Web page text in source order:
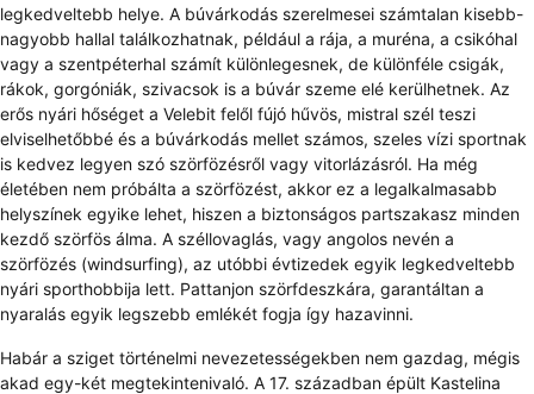
legkedveltebb helye. A búvárkodás szerelmesei számtalan kisebb-
nagyobb hallal találkozhatnak, például a rája, a muréna, a csikóhal
vagy a szentpéterhal számít különlegesnek, de különféle csigák,
rákok, gorgóniák, szivacsok is a búvár szeme elé kerülhetnek. Az
erős nyári hőséget a Velebit felől fújó hűvös, mistral szél teszi
elviselhetőbbé és a búvárkodás mellet számos, szeles vízi sportnak
is kedvez legyen szó szörfözésről vagy vitorlázásról. Ha még
életében nem próbálta a szörfözést, akkor ez a legalkalmasabb
helyszínek egyike lehet, hiszen a biztonságos partszakasz minden
kezdő szörfös álma. A széllovaglás, vagy angolos nevén a
szörfözés (windsurfing), az utóbbi évtizedek egyik legkedveltebb
nyári sporthobbija lett. Pattanjon szörfdeszkára, garantáltan a
nyaralás egyik legszebb emlékét fogja így hazavinni.
Habár a sziget történelmi nevezetességekben nem gazdag, mégis
akad egy-két megtekintenivaló. A 17. században épült Kastelina